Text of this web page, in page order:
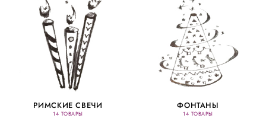
РИМСКИЕ СВЕЧИ
14 ТОВАРЫ
ФОНТАНЫ
14 ТОВАРЫ